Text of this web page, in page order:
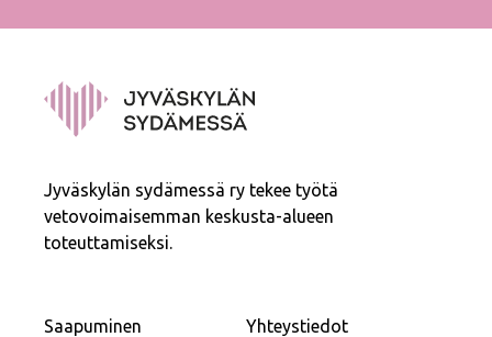
Jyväskylän sydämessä ry tekee työtä
vetovoimaisemman keskusta-alueen
toteuttamiseksi.
Saapuminen Yhteystiedot